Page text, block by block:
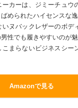
カーは、ジミーチュウ
められたハイセンスな逸
ヌバックレザーのボデ
性でも履きやすいのが魅
まらないビジネスシー
Amazonで見る